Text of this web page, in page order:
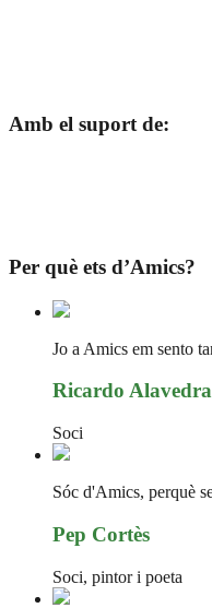
Amb el suport de:
Per què ets d’Amics?
Jo a Amics em sento
Ricardo Alavedra
Soci
Sóc d'Amics, perquè
Pep Cortès
Soci, pintor i poeta